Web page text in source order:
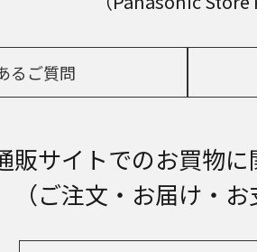
るご質問
販サイトでのお買物
（ご注文・お届け・お